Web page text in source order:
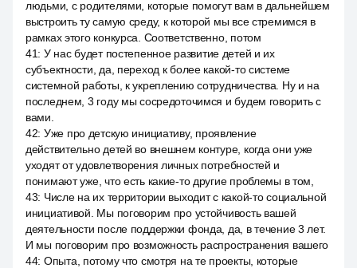
людьми, с родителями, которые помогут вам в дальнейшем
выстроить ту самую среду, к которой мы все стремимся в
рамках этого конкурса. Соответственно, потом
41: У нас будет постепенное развитие детей и их
субъектности, да, переход к более какой-то системе
системной работы, к укреплению сотрудничества. Ну и на
последнем, 3 году мы сосредоточимся и будем говорить с
вами.
42: Уже про детскую инициативу, проявление
действительно детей во внешнем контуре, когда они уже
уходят от удовлетворения личных потребностей и
понимают уже, что есть какие-то другие проблемы в том,
43: Числе на их территории выходит с какой-то социальной
инициативой. Мы поговорим про устойчивость вашей
деятельности после поддержки фонда, да, в течение 3 лет.
И мы поговорим про возможность распространения вашего
44: Опыта, потому что смотря на те проекты, которые